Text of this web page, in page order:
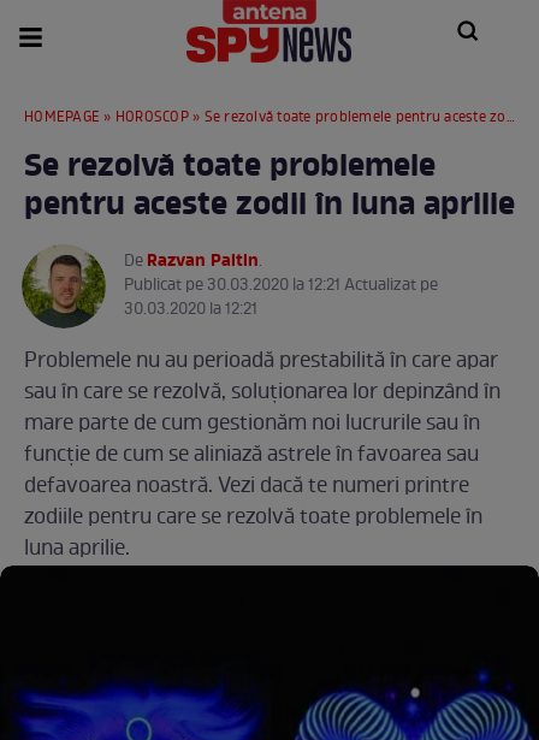
HOMEPAGE » HOROSCOP » Se rezolvă toate problemele pentru aceste zodii în luna aprilie
Se rezolvă toate problemele
pentru aceste zodii în luna aprilie
DeRazvan Paltin.
Publicat pe 30.03.2020 la 12:21 Actualizat pe
30.03.2020 la 12:21
Problemele nu au perioadă prestabilită în care apar
sau în care se rezolvă, soluționarea lor depinzând în
mare parte de cum gestionăm noi lucrurile sau în
funcție de cum se aliniază astrele în favoarea sau
defavoarea noastră. Vezi dacă te numeri printre
zodiile pentru care se rezolvă toate problemele în
luna aprilie.